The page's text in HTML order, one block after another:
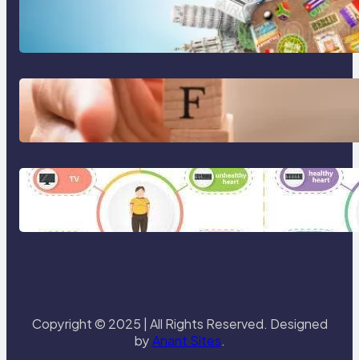
Tren Traveling 2025: Liburan
Cerdas, Ramah Lingkungan, dan
Penuh Makna
Gaya Hidup Seimbang 2025:
Kesehatan Mental, Produktivitas,
dan Makna Hidup Baru
Gaya Hidup Sehat 2025: Antara
Tren, Teknologi, dan Kesadaran
Diri
Copyright © 2025 | All Rights Reserved. Designed
byAnant Sites.